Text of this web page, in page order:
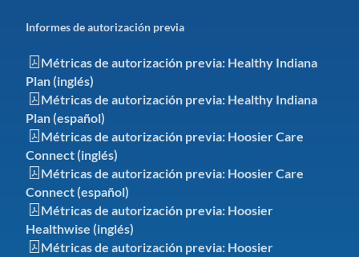
Informes de autorización previa
Métricas de autorización previa: Healthy Indiana
Plan (inglés)
Métricas de autorización previa: Healthy Indiana
Plan (español)
Métricas de autorización previa: Hoosier Care
Connect (inglés)
Métricas de autorización previa: Hoosier Care
Connect (español)
Métricas de autorización previa: Hoosier
Healthwise (inglés)
Métricas de autorización previa: Hoosier